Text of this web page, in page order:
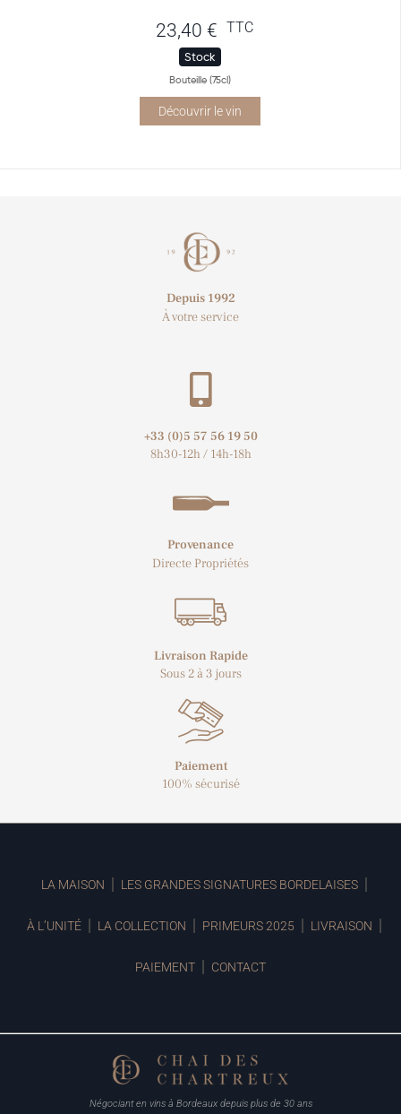
23,40 € TTC
Stock
Bouteille (75cl)
Découvrir le vin
Depuis 1992
À votre service
+33 (0)5 57 56 19 50​
8h30-12h / 14h-18h
Provenance
Directe Propriétés
Livraison Rapide
Sous 2 à 3 jours
Paiement
100% sécurisé
LA MAISON LES GRANDES SIGNATURES BORDELAISES
À L’UNITÉ LA COLLECTION PRIMEURS 2025 LIVRAISON
PAIEMENT CONTACT
Négociant en vins à Bordeaux depuis plus de 30 ans